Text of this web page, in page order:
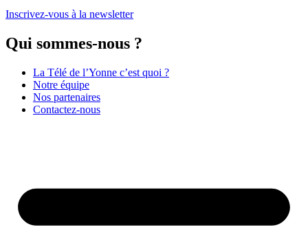
Inscrivez-vous à la newsletter
Qui sommes-nous ?
La Télé de l’Yonne c’est quoi ?
Notre équipe
Nos partenaires
Contactez-nous